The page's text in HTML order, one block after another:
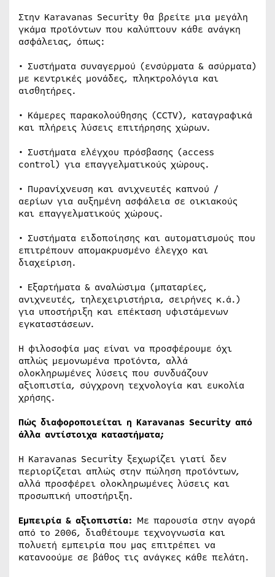
Στην Karavanas Security θα βρείτε μια μεγάλη
γκάμα προϊόντων που καλύπτουν κάθε ανάγκη
ασφάλειας, όπως:
• Συστήματα συναγερμού (ενσύρματα & ασύρματα)
με κεντρικές μονάδες, πληκτρολόγια και
αισθητήρες.
• Κάμερες παρακολούθησης (CCTV), καταγραφικά
και πλήρεις λύσεις επιτήρησης χώρων.
• Συστήματα ελέγχου πρόσβασης (access
control) για επαγγελματικούς χώρους.
• Πυρανίχνευση και ανιχνευτές καπνού /
αερίων για αυξημένη ασφάλεια σε οικιακούς
και επαγγελματικούς χώρους.
• Συστήματα ειδοποίησης και αυτοματισμούς που
επιτρέπουν απομακρυσμένο έλεγχο και
διαχείριση.
• Εξαρτήματα & αναλώσιμα (μπαταρίες,
ανιχνευτές, τηλεχειριστήρια, σειρήνες κ.ά.)
για υποστήριξη και επέκταση υφιστάμενων
εγκαταστάσεων.
Η φιλοσοφία μας είναι να προσφέρουμε όχι
απλώς μεμονωμένα προϊόντα, αλλά
ολοκληρωμένες λύσεις που συνδυάζουν
αξιοπιστία, σύγχρονη τεχνολογία και ευκολία
χρήσης.
Πώς διαφοροποιείται η Karavanas Security από
άλλα αντίστοιχα καταστήματα;
Η Karavanas Security ξεχωρίζει γιατί δεν
περιορίζεται απλώς στην πώληση προϊόντων,
αλλά προσφέρει ολοκληρωμένες λύσεις και
προσωπική υποστήριξη.
Εμπειρία & αξιοπιστία: Με παρουσία στην αγορά
από το 2006, διαθέτουμε τεχνογνωσία και
πολυετή εμπειρία που μας επιτρέπει να
κατανοούμε σε βάθος τις ανάγκες κάθε πελάτη.